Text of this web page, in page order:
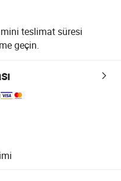
teslimat süresi
geçin.
takibi
ve miktar kontrolleri için
uygun olduğunda iade veya